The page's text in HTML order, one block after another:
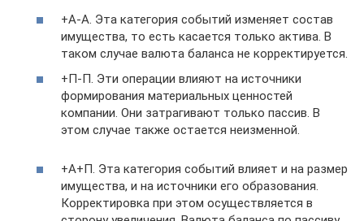
+А-А. Эта категория событий изменяет состав
имущества, то есть касается только актива. В
таком случае валюта баланса не корректируется.
+П-П. Эти операции влияют на источники
формирования материальных ценностей
компании. Они затрагивают только пассив. В
этом случае также остается неизменной.
+А+П. Эта категория событий влияет и на размер
имущества, и на источники его образования.
Корректировка при этом осуществляется в